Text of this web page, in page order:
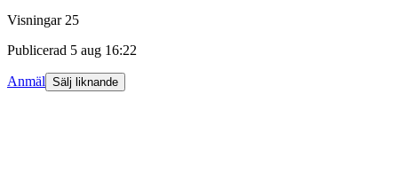
Visningar 25
Publicerad 5 aug 16:22
Anmäl Sälj liknande